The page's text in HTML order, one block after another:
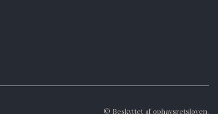
© Beskyttet af ophavsretsloven.